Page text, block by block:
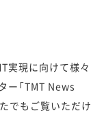
実現に向けて様々
ー「TMT News
でもご覧いただけ